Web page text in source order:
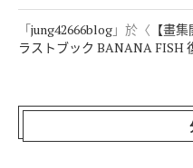
「jung42666blog 」於〈 【畫
ラストブック BANANA FISH